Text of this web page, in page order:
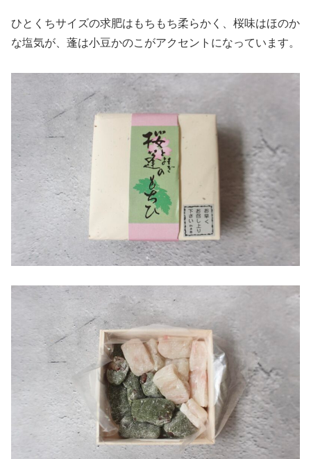
ひとくちサイズの求肥はもちもち柔らかく、桜味はほのか
な塩気が、蓬は小豆かのこがアクセントになっています。